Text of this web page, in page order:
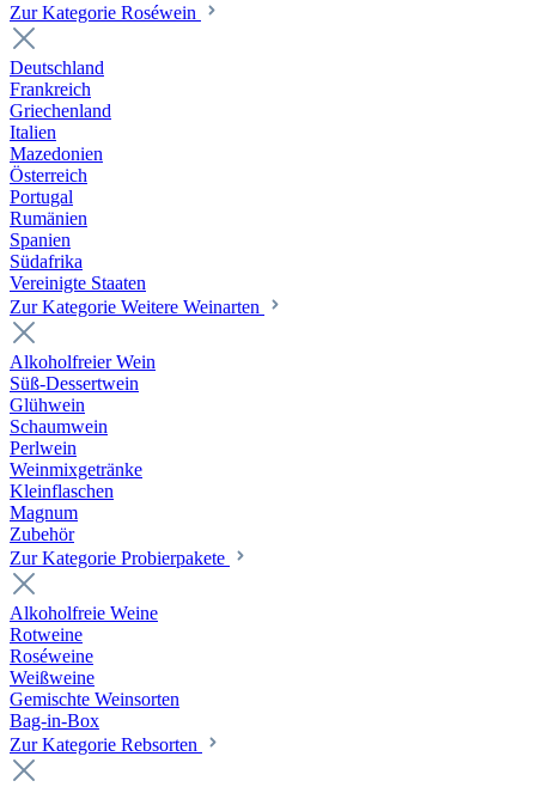
Zur Kategorie Roséwein
Deutschland
Frankreich
Griechenland
Italien
Mazedonien
Österreich
Portugal
Rumänien
Spanien
Südafrika
Vereinigte Staaten
Zur Kategorie Weitere Weinarten
Alkoholfreier Wein
Süß-Dessertwein
Glühwein
Schaumwein
Perlwein
Weinmixgetränke
Kleinflaschen
Magnum
Zubehör
Zur Kategorie Probierpakete
Alkoholfreie Weine
Rotweine
Roséweine
Weißweine
Gemischte Weinsorten
Bag-in-Box
Zur Kategorie Rebsorten